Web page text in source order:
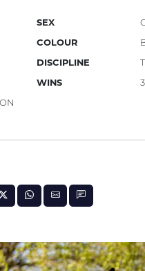
SEX
COLOUR
DISCIPLINE
WINS